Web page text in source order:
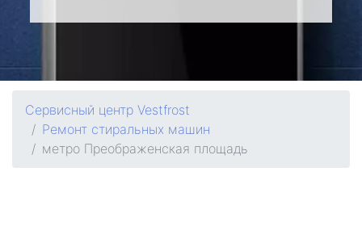
Сервисный центр Vestfrost
Ремонт стиральных машин
метро Преображенская площадь